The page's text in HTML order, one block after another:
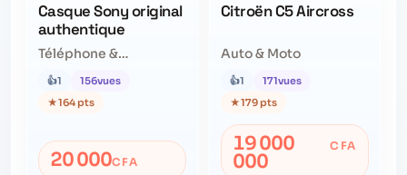
Casque Sony original
authentique
Téléphone &
Accessoires
👍1 156vues
★164 pts
20 000CFA
Citroën C5 Aircross
Auto & Moto
👍1 171vues
★179 pts
19 000
000
CFA